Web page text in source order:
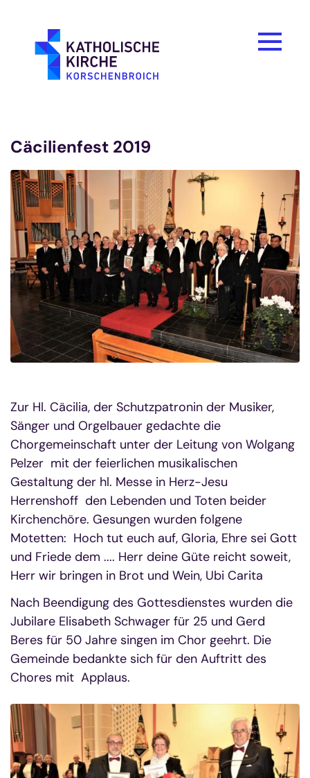
Cäcilienfest 2019
Zur Hl. Cäcilia, der Schutzpatronin der Musiker,
Sänger und Orgelbauer gedachte die
Chorgemeinschaft unter der Leitung von Wolgang
Pelzer mit der feierlichen musikalischen
Gestaltung der hl. Messe in Herz-Jesu
Herrenshoff den Lebenden und Toten beider
Kirchenchöre. Gesungen wurden folgene
Motetten: Hoch tut euch auf, Gloria, Ehre sei Gott
und Friede dem .... Herr deine Güte reicht soweit,
Herr wir bringen in Brot und Wein, Ubi Carita
Nach Beendigung des Gottesdienstes wurden die
Jubilare Elisabeth Schwager für 25 und Gerd
Beres für 50 Jahre singen im Chor geehrt. Die
Gemeinde bedankte sich für den Auftritt des
Chores mit Applaus.